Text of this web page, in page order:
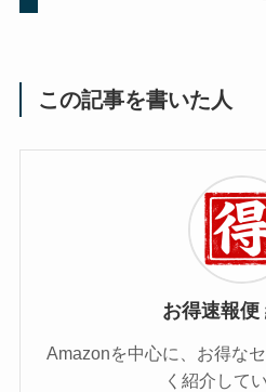
この記事を書いた人
お得速報便
Amazonを中心に、お得な
く紹介して